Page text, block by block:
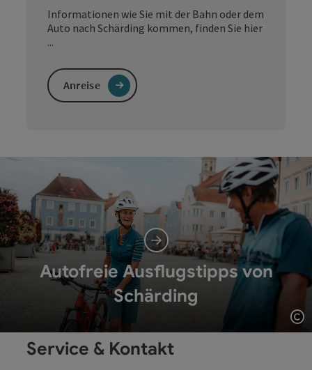
Informationen wie Sie mit der Bahn oder dem
Auto nach Schärding kommen, finden Sie hier
...
Anreise
Autofreie Ausflugstipps von
Schärding
Service & Kontakt